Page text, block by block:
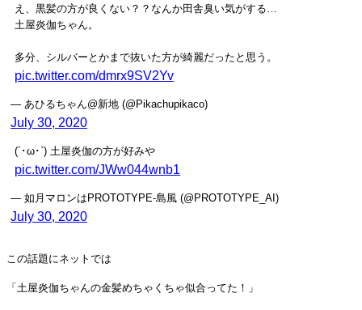
え、黒髪の方が良くない？？なんか田舎臭い気がする…
土屋炎伽ちゃん。
多分、シルバーとかまで抜いた方が綺麗だったと思う。
pic.twitter.com/dmrx9SV2Yv
— あひるちゃん@新地 (@Pikachupikaco)
July 30, 2020
(´･ω･`) 土屋炎伽の方が好みや
pic.twitter.com/JWw044wnb1
— 如月マロンはPROTOTYPE-島風 (@PROTOTYPE_AI)
July 30, 2020
この話題にネットでは
「土屋炎伽ちゃんの金髪めちゃくちゃ似合ってた！」